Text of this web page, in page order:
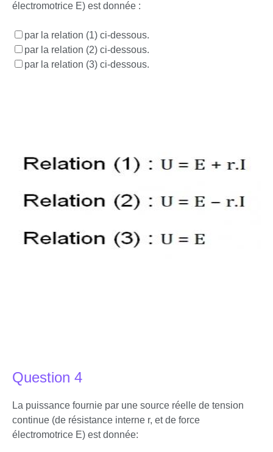
électromotrice E) est donnée :
par la relation (1) ci-dessous.
par la relation (2) ci-dessous.
par la relation (3) ci-dessous.
Question 4
La puissance fournie par une source réelle de tension
continue (de résistance interne r, et de force
électromotrice E) est donnée: